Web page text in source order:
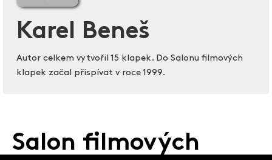
Karel Beneš
Autor celkem vytvořil 15 klapek. Do Salonu filmových
klapek začal přispívat v roce 1999.
Salon filmových